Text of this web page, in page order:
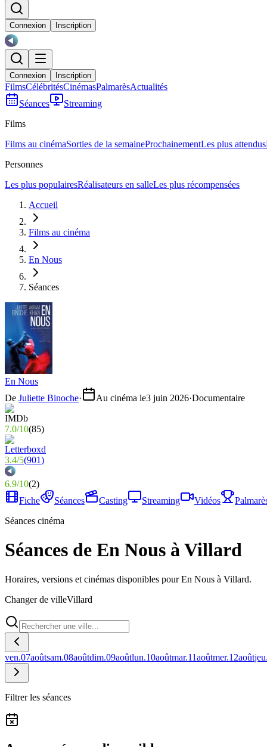
Connexion Inscription
Connexion Inscription
FilmsCélébritésCinémasPalmarèsActualités
Séances
Streaming
Films
Films au cinémaSorties de la semaineProchainementLes plus attendus
Personnes
Les plus populairesRéalisateurs en salleLes plus récompensées
Accueil
Films au cinéma
En Nous
Séances
En Nous
De Juliette Binoche· Au cinéma le3 juin 2026·Documentaire
7.0/10(85)
3.4/5(901)
6.9/10(2)
Fiche
Séances Casting Streaming Vidéos
Séances cinéma
Séances de En Nous à Villard
Horaires, versions et cinémas disponibles pour En Nous à Villard.
Changer de villeVillard
ven.07aoûtsam.08aoûtdim.09aoûtlun.10aoûtmar.11aoûtmer.12aoûtjeu.
Filtrer les séances